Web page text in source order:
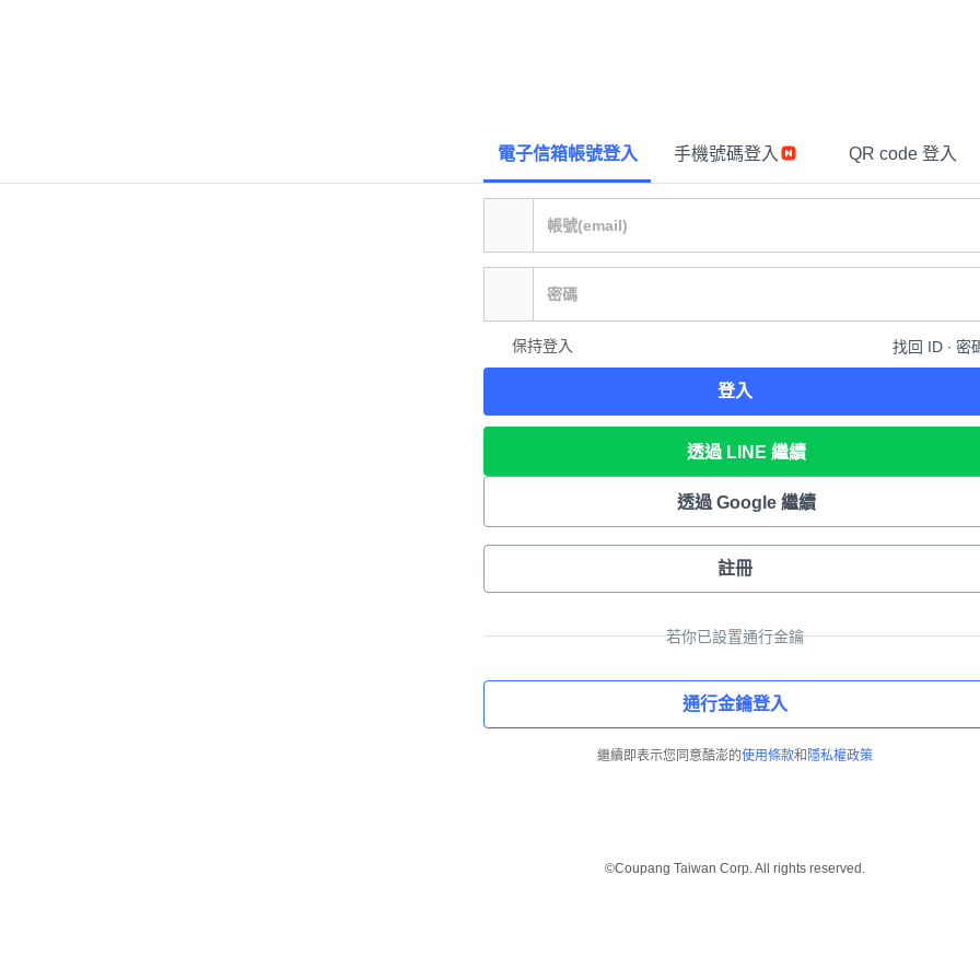
電子信箱帳號登入 手機號碼登入 QR code 登入
保持登入 找回 ID ∙ 密
登入
透過 LINE 繼續
透過 Google 繼續
註冊
若你已設置通行金鑰
通行金鑰登入
繼續即表示您同意酷澎的使用條款和 隱私權政策
©Coupang Taiwan Corp. All rights reserved.